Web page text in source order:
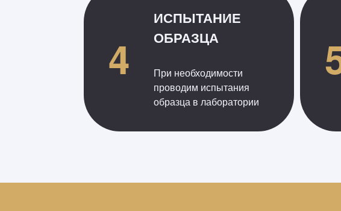
4
ИСПЫТАНИЕ
ОБРАЗЦА
При необходимости
проводим испытания
образца в лаборатории